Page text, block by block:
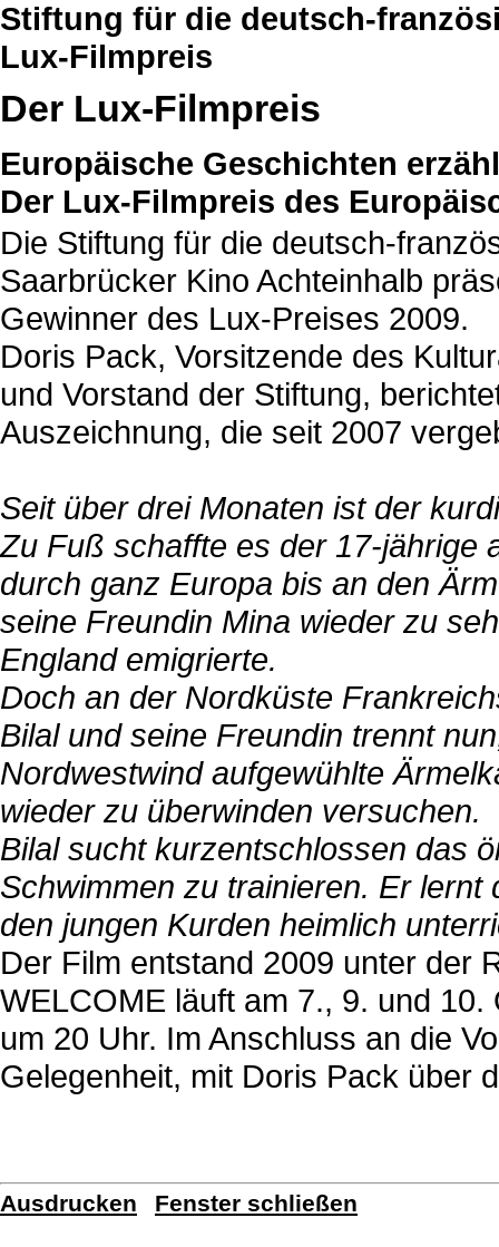
Stiftung für die deutsch-
Lux-Filmpreis
Der Lux-Filmpreis
Europäische Geschichten
Der Lux-Filmpreis des
Die Stiftung für die deutsch-
Saarbrücker Kino Achteinhalb
Gewinner des Lux-Preises 2009.
Doris Pack, Vorsitzende des
und Vorstand der Stiftung,
Auszeichnung, die seit 2007
Seit über drei Monaten ist der
Zu Fuß schaffte es der 17-jährige
durch ganz Europa bis an den
seine Freundin Mina wieder zu
England emigrierte.
Doch an der Nordküste
Bilal und seine Freundin trennt
Nordwestwind aufgewühlte
wieder zu überwinden versuchen.
Bilal sucht kurzentschlossen das
Schwimmen zu trainieren. Er
den jungen Kurden heimlich
Der Film entstand 2009 unter der
WELCOME läuft am 7., 9. und
um 20 Uhr. Im Anschluss an die
Gelegenheit, mit Doris Pack über
Ausdrucken Fenster schließen